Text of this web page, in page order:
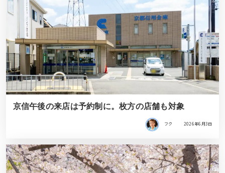
京信午後の来店は予約制に。枚方の店舗も対象
フク 2026年6月3日